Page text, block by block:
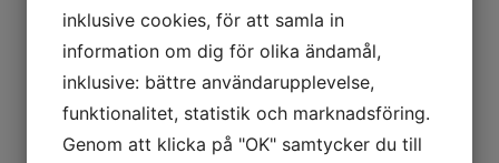
Rouen
Beckasin/Snipe
CDC
Condor Genuin
Condor Substitut
Fasantupp
inklusive cookies, för att samla in
information om dig för olika ändamål,
inklusive: bättre användarupplevelse,
funktionalitet, statistik och marknadsföring.
Genom att klicka på "OK" samtycker du till